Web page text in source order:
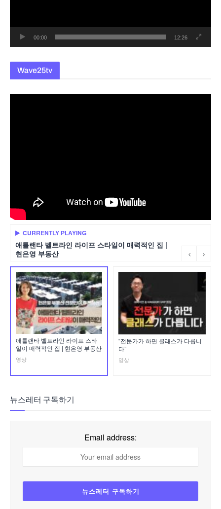
00:00 12:26
Wave25tv
CURRENTLY PLAYING
애틀랜타 벨트라인 라이프 스타일이 매력적인 집 |
현은영 부동산
애틀랜타 벨트라인 라이프 스타
일이 매력적인 집 | 현은영 부동산
영상
“전문가가 하면 클래스가 다릅니
다”
영상
뉴스레터 구독하기
Email address: